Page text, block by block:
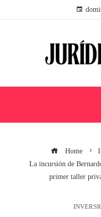
Home
La incursión de
primer taller